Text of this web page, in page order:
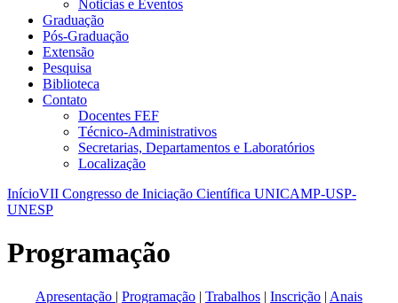
Noticias e Eventos
Graduação
Pós-Graduação
Extensão
Pesquisa
Biblioteca
Contato
Docentes FEF
Técnico-Administrativos
Secretarias, Departamentos e Laboratórios
Localização
InícioVII Congresso de Iniciação Científica UNICAMP-USP-
UNESP
Programação
Apresentação | Programação | Trabalhos | Inscrição | Anais